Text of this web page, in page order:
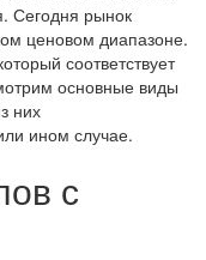
Сегодня рынок
ценовом диапазоне.
соответствует
основные виды
них
ином случае.
с